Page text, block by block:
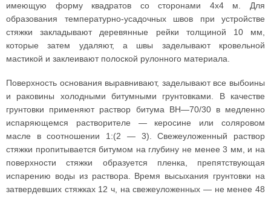
имеющую форму квадратов со сторонами 4х4 м. Для
образования температурно-усадочных швов при устройстве
стяжки закладывают деревянные рейки толщиной 10 мм,
которые затем удаляют, а швы заделывают кровельной
мастикой и заклеивают полоской рулонного материала.
Поверхность основания выравнивают, заделывают все выбоины
и раковины холодными битумными грунтовками. В качестве
грунтовки применяют раствор битума ВН—70/30 в медленно
испаряющемся растворителе — керосине или соляровом
масле в соотношении 1:(2 — 3). Свежеуложенный раствор
стяжки пропитывается битумом на глубину не менее 3 мм, и на
поверхности стяжки образуется пленка, препятствующая
испарению воды из раствора. Время высыхания грунтовки на
затвердевших стяжках 12 ч, на свежеуложенных — не менее 48